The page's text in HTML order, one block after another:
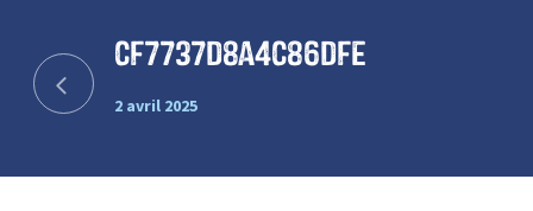
cf7737d8a4c86dfe
2 avril 2025